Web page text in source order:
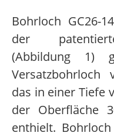
Bohrloch GC26-
der
(Abbildung 1)
Versatzbohrloch
das in einer Tiefe
der Oberfläche
enthielt.